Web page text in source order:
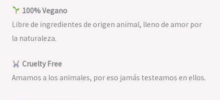
100% Vegano
Libre de ingredientes de origen animal, lleno de amor por
la naturaleza.
Cruelty Free
Amamos a los animales, por eso jamás testeamos en ellos.